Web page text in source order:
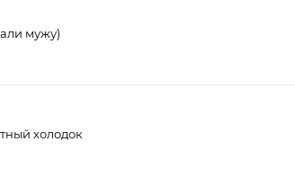
мужу)
холодок